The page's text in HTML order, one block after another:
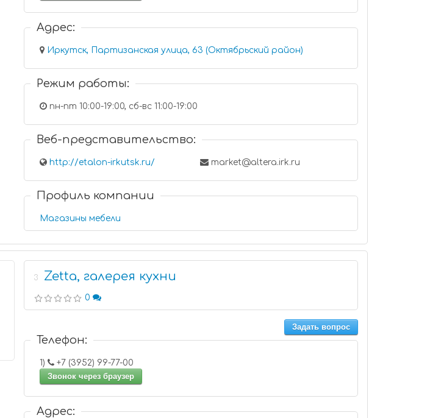
Адрес:
Иркутск, Партизанская улица, 63 (Октябрьский район)
Режим работы:
пн-пт 10:00-19:00, сб-вс 11:00-19:00
Веб-представительство:
http://etalon-irkutsk.ru/ market@altera.irk.ru
Профиль компании
Магазины мебели
3 Zetta, галерея кухни
0
Задать вопрос
Телефон:
1)
+7 (3952) 99-77-00
Звонок через браузер
Адрес: